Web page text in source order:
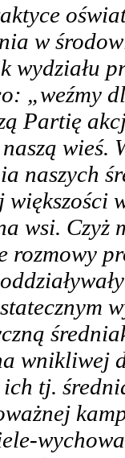
w
wydziału
„weźmy
Partię
wieś.
naszych
wsi. Czyż
rozmowy
wnikliwej
ich tj.